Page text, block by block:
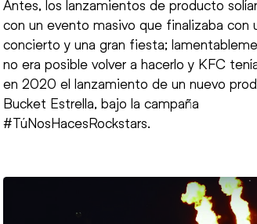
Antes, los lanzamientos de producto
con un evento masivo que finalizaba con
concierto y una gran fiesta;
no era posible volver a hacerlo y KFC
en 2020 el lanzamiento de un nuevo
Bucket Estrella, bajo la campaña
#TúNosHacesRockstars.